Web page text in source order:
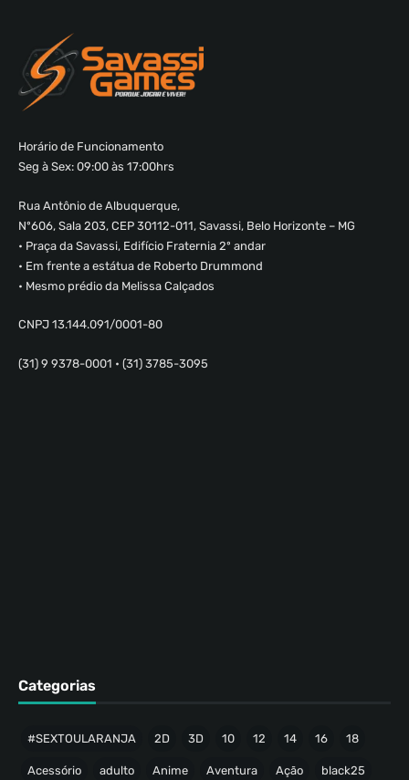
Horário de Funcionamento
Seg à Sex: 09:00 às 17:00hrs
Rua Antônio de Albuquerque,
Nº606, Sala 203, CEP 30112-011, Savassi, Belo Horizonte – MG
• Praça da Savassi, Edifício Fraternia 2º andar
• Em frente a estátua de Roberto Drummond
• Mesmo prédio da Melissa Calçados
CNPJ 13.144.091/0001-80
(31) 9 9378-0001 • (31) 3785-3095
Categorias
#SEXTOULARANJA 2D 3D 10 12 14 16 18
Acessório adulto Anime Aventura Ação black25